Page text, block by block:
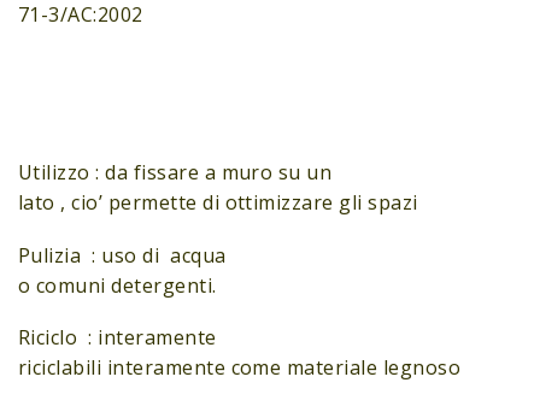
71-3/AC:2002
Utilizzo : da fissare a muro su un
lato , cio’ permette di ottimizzare gli spazi
Pulizia : uso di acqua
o comuni detergenti.
Riciclo : interamente
riciclabili interamente come materiale legnoso